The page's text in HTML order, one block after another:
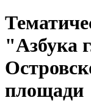
"Азбука
площади